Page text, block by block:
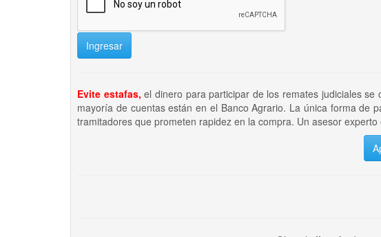
Ingresar
Evite estafas, el dinero para participar de los remates judiciales se
mayoría de cuentas están en el Banco Agrario. La única forma de
tramitadores que prometen rapidez en la compra. Un asesor